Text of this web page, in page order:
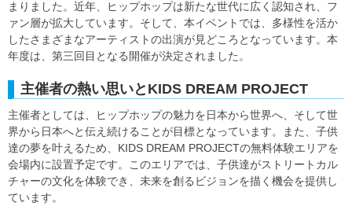
まりました。近年、ヒップホップは新たな世代に広く認知され、フ
ァン層が拡大しています。そして、本イベントでは、多様性を活か
したさまざまなアーティストの出演が見どころとなっています。本
年度は、第三回目となる開催が決定されました。
主催者の熱い思いとKIDS DREAM PROJECT
主催者としては、ヒップホップの魅力を日本から世界へ、そして世
界から日本へと伝え続けることが目標となっています。また、子供
達の夢を叶えるため、KIDS DREAM PROJECTの無料体験エリアを
会場内に設置予定です。このエリアでは、子供達がストリートカル
チャーの文化を体験でき、未来を創るビジョンを描く機会を提供し
ています。